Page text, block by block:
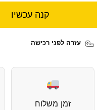
קנה עכשיו
עזרה לפני רכישה
זמן משלוח